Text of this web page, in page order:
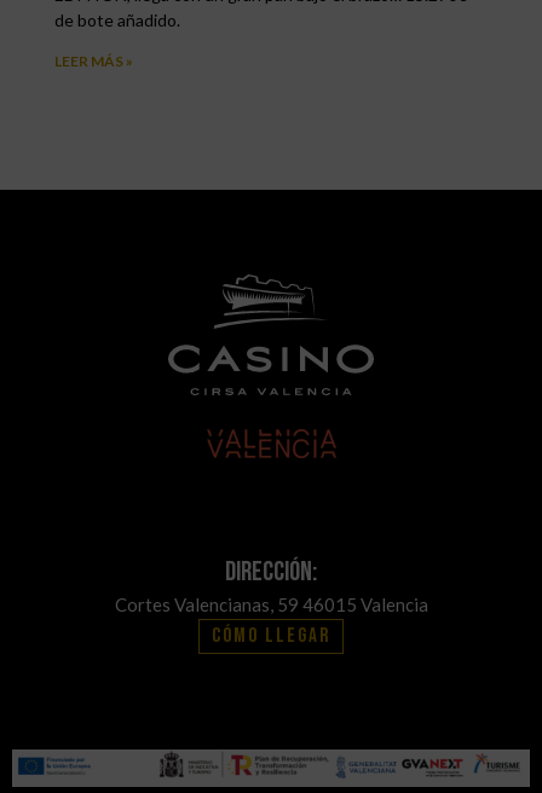
de bote añadido.
LEER MÁS »
Dirección:
Cortes Valencianas, 59 46015 Valencia
Cómo llegar